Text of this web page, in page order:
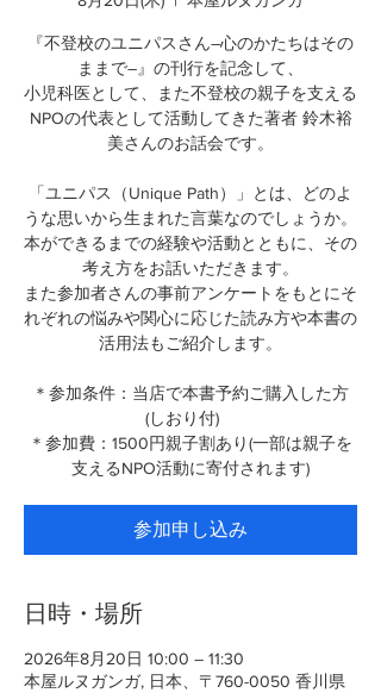
『不登校のユニパスさん―心のかたちはその
ままで―』の刊行を記念して、
小児科医として、また不登校の親子を支える
NPOの代表として活動してきた著者 鈴木裕
美さんのお話会です。
「ユニパス（Unique Path）」とは、どのよ
うな思いから生まれた言葉なのでしょうか。
本ができるまでの経験や活動とともに、その
考え方をお話いただきます。
また参加者さんの事前アンケートをもとにそ
れぞれの悩みや関心に応じた読み方や本書の
活用法もご紹介します。
＊参加条件：当店で本書予約ご購入した方
(しおり付)
＊参加費：1500円親子割あり(一部は親子を
支えるNPO活動に寄付されます)
参加申し込み
日時・場所
2026年8月20日 10:00 – 11:30
本屋ルヌガンガ, 日本、〒760-0050 香川県